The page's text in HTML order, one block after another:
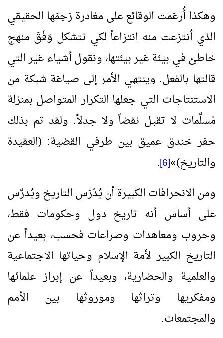
وهكذا أُرغمت الوقائع على مغادرة رَحِمَها الحقيقي
الذي اُنتزعت منه انتزاعاً لكي تتشكل وَفْقَ منهج
خاطئ في بيئة غير بيئتها، ونقول أشياء غير التي
قالتها بالفعل. وينتهي الأمر إلى صياغة شبكة من
الاستنتاجات التي جعلها التكرار المتواصل بمنزلة
مُسلَّمات لا تقبـل نقضاً ولا جدلاً. ولقد تم بذلك
حفر خندق عميق بين طرفي القضية: (العقيدة
والتاريخ)»
[6]
.
ومن الانحرافات الكبيرة أن يُدْرَس التاريخ ويُدرَّس
على أساس أنه تاريخ دول وحكومات فقط،
وحروب ومعاهدات وصراعات فحسب، بعيداً عن
التاريخ الكبير لأمة الإسلام وحياتها الاجتماعية
والعلمية والحضارية، وبعيداً عن إبراز علمائها
ومفكريها وتراثها وموروثها بين الأمم
والمجتمعات.